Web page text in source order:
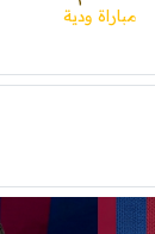
مباراة ودية